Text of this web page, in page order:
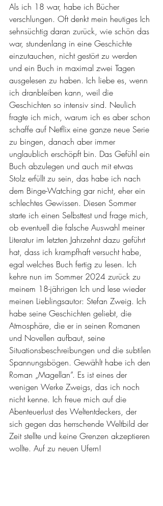
Als ich 18 war, habe ich Bücher
verschlungen. Oft denkt mein heutiges Ich
sehnsüchtig daran zurück, wie schön das
war, stundenlang in eine Geschichte
einzutauchen, nicht gestört zu werden
und ein Buch in maximal zwei Tagen
ausgelesen zu haben. Ich liebe es, wenn
ich dranbleiben kann, weil die
Geschichten so intensiv sind. Neulich
fragte ich mich, warum ich es aber schon
schaffe auf Netflix eine ganze neue Serie
zu bingen, danach aber immer
unglaublich erschöpft bin. Das Gefühl ein
Buch abzulegen und auch mit etwas
Stolz erfüllt zu sein, das habe ich nach
dem Binge-Watching gar nicht, eher ein
schlechtes Gewissen. Diesen Sommer
starte ich einen Selbsttest und frage mich,
ob eventuell die falsche Auswahl meiner
Literatur im letzten Jahrzehnt dazu geführt
hat, dass ich krampfhaft versucht habe,
egal welches Buch fertig zu lesen. Ich
kehre nun im Sommer 2024 zurück zu
meinem 18-jährigen Ich und lese wieder
meinen Lieblingsautor: Stefan Zweig. Ich
habe seine Geschichten geliebt, die
Atmosphäre, die er in seinen Romanen
und Novellen aufbaut, seine
Situationsbeschreibungen und die subtilen
Spannungsbögen. Gewählt habe ich den
Roman „Magellan”. Es ist eines der
wenigen Werke Zweigs, das ich noch
nicht kenne. Ich freue mich auf die
Abenteuerlust des Weltentdeckers, der
sich gegen das herrschende Weltbild der
Zeit stellte und keine Grenzen akzeptieren
wollte. Auf zu neuen Ufern!